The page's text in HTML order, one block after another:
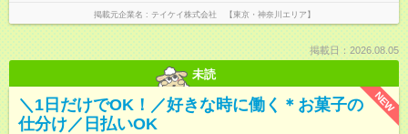
掲載元企業名 テイケイ株式会社 【東京・神奈川エリア】
掲載日：2026.08.05
未読
NEW
＼1日だけでOK！／好きな時に働く＊お菓子の
仕分け／日払いOK